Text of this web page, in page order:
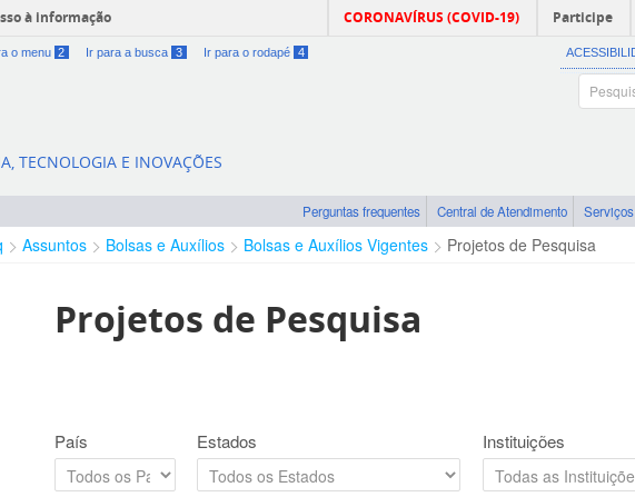
à informação CORONAVÍRUS (COVID-19) Participe
o menu 2 Ir para a busca 3 Ir para o rodapé 4
TECNOLOGIA E INOVAÇÕES
Perguntas frequentes Central de Atendimento Serviços
Assuntos Bolsas e Auxílios Bolsas e Auxílios Vigentes Projetos de Pesquisa
Projetos de Pesquisa
País Estados Instituições